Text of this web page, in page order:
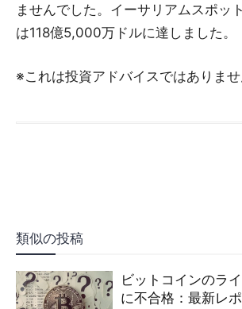
ませんでした。イーサリアムスポッ
は118億5,000万ドルに達しました。
※これは投資アドバイスではありませ
類似の投稿
ビットコインのラ
に不合格：最新レ